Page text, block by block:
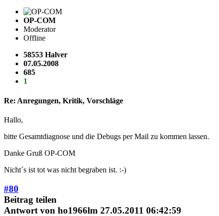
OP-COM
Moderator
Offline
58553 Halver
07.05.2008
685
1
Re: Anregungen, Kritik, Vorschläge
Hallo,
bitte Gesamtdiagnose und die Debugs per Mail zu kommen lassen.
Danke Gruß OP-COM
Nicht´s ist tot was nicht begraben ist. :-)
#80
Beitrag teilen
Antwort von ho1966lm 27.05.2011 06:42:59